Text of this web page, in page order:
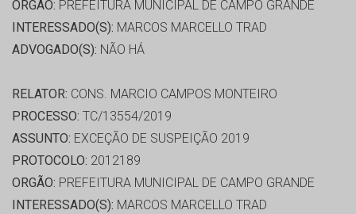
ORGÃO: PREFEITURA MUNICIPAL DE CAMPO GRANDE
INTERESSADO(S): MARCOS MARCELLO TRAD
ADVOGADO(S): NÃO HÁ
RELATOR: CONS. MARCIO CAMPOS MONTEIRO
PROCESSO: TC/13554/2019
ASSUNTO: EXCEÇÃO DE SUSPEIÇÃO 2019
PROTOCOLO: 2012189
ORGÃO: PREFEITURA MUNICIPAL DE CAMPO GRANDE
INTERESSADO(S): MARCOS MARCELLO TRAD